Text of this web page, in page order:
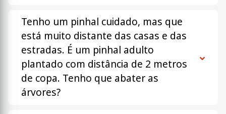
Tenho um pinhal cuidado, mas que
está muito distante das casas e das
estradas. É um pinhal adulto
plantado com distância de 2 metros
de copa. Tenho que abater as
árvores?